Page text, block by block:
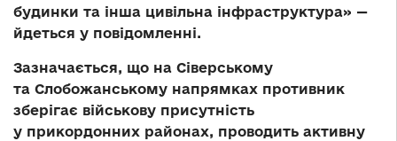
будинки та інша цивільна інфраструктура» —
йдеться у повідомленні.
Зазначається, що на Сіверському
та Слобожанському напрямках противник
зберігає військову присутність
у прикордонних районах, проводить активну